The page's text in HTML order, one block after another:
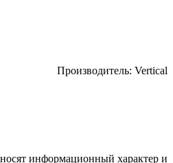
Производитель: Vertical
информационный характер и